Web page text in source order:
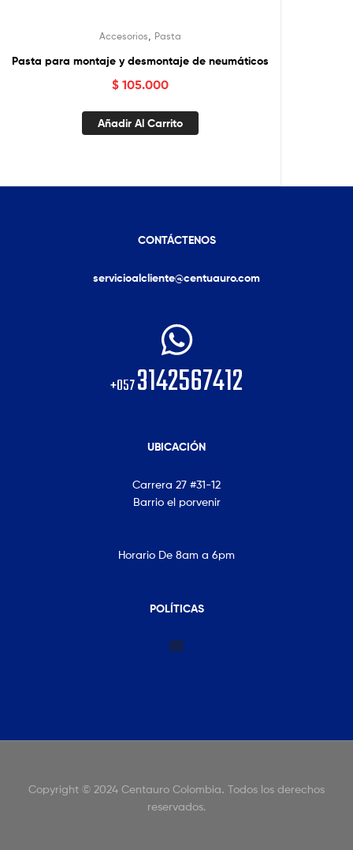
Accesorios Pasta
Pasta para montaje y desmontaje de neumáticos
$ 105.000
Añadir Al Carrito
CONTÁCTENOS
servicioalcliente@centuauro.com
+0573142567412
UBICACIÓN
Carrera 27 #31-12
Barrio el porvenir
Horario De 8am a 6pm
POLÍTICAS
Copyright © 2024 Centauro Colombia. Todos los derechos
reservados.